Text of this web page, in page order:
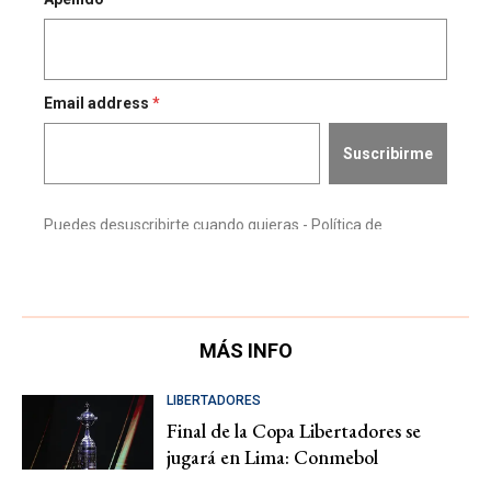
MÁS INFO
LIBERTADORES
Final de la Copa Libertadores se
jugará en Lima: Conmebol